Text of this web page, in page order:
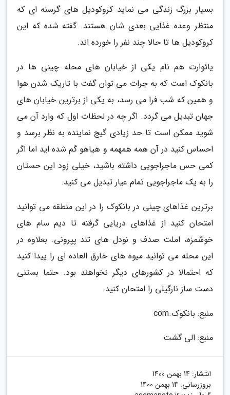
بسیار بزرگ زندگی می نماید کروکودیل های گرسنه ای که
منتظر وعده غذایی بعدی شان هستند. گفته شده که این
کروکودیل ها تا حالا چند نفر را خورده اند.
یائوارت هم نام یکی از خیابان های محله چینی ها در
بانکوک است که به جرات می توان گفت با تاریک شدن هوا
و همین که شب فرا می رسد، به یکی از برترین خیابان های
جهان تبدیل می گردد. اگر چه در لحظات اول که وارد آن می
شوید ممکن است تا حد زیادی گیج نماینده به نظر برسد و
احساس کنید در آن همه همهمه و هیاهو گم شده اید اما اگر
کمی حس ماجراجویی داشته باشید، خیلی زود این حستان
را به یک ماجراجویی تمام عیار تبدیل می کنید.
برترین غذاهای چینی در بانکوک را در این منطقه می توانید
امتحان کنید از غذاهای دریایی گرفته تا دیم سام های
خوشمزه، املت صدف و نودل های تند پپرونی. بعلاوه در
این محله می توانید میوه های خارق العاده ای را پیدا کنید
که احتمالا در کشورهای دیگر نخواهند بود. حتما بستنی
دست ساز نارگیلی را امتحان کنید.
منبع: بانکوک.com
منبع: الی گشت
انتشار: 14 بهمن 1400
بروزرسانی: 14 بهمن 1400